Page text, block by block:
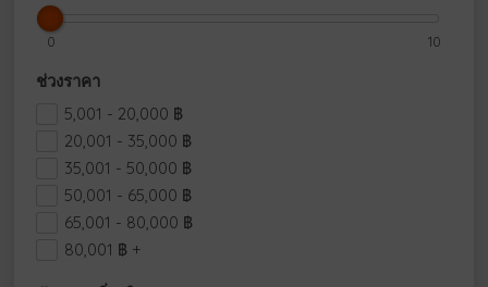
0 10
ช่วงราคา
5,001 - 20,000 ฿
20,001 - 35,000 ฿
35,001 - 50,000 ฿
50,001 - 65,000 ฿
65,001 - 80,000 ฿
80,001 ฿ +